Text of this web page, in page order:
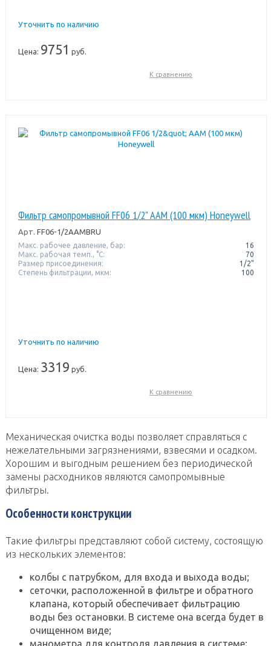
Уточнить по наличию
Цена: 9751 руб.
К сравнению
Фильтр самопромывной FF06 1/2" AAM (100 мкм) Honeywell
Арт. FF06-1/2AAMBRU
Макс. рабочее давление, бар:
16
Макс. рабочая темп., °С:
70
Размер присоединения:
1/2"
Степень фильтрации, мкм:
100
Уточнить по наличию
Цена: 3319 руб.
К сравнению
Механическая очистка воды позволяет справляться с
нежелательными загрязнениями, взвесями и осадком.
Хорошим и выгодным решением без периодической
замены расходников являются cамопромывные
фильтры.
Особенности конструкции
Такие фильтры представляют собой систему, состоящую
из нескольких элементов:
колбы с патрубком, для входа и выхода воды;
сеточки, расположенной в фильтре и обратного
клапана, который обеспечивает фильтрацию
воды без остановки. В системе она всегда будет в
очищенном виде;
манометра для контроля давления в системе;